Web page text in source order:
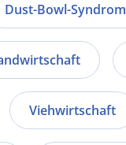
Dust-Bowl-Syndrom
Viehwirtschaft